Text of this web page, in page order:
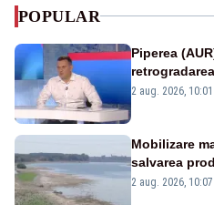
POPULAR
Piperea
catastrofă
2 aug. 2026, 10:01
Mobilizare
salvarea
va detona o
2 aug. 2026, 10:07